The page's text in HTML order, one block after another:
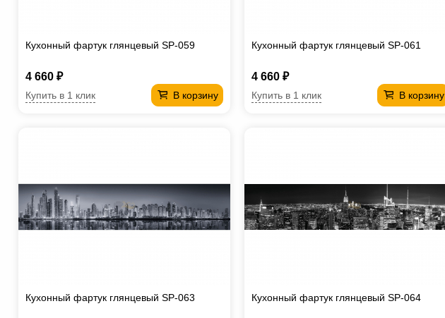
Кухонный фартук глянцевый SP-059
4 660 ₽
В корзину
Купить в 1 клик
Кухонный фартук глянцевый SP-061
4 660 ₽
В корзину
Купить в 1 клик
Кухонный фартук глянцевый SP-063 Кухонный фартук глянцевый SP-064